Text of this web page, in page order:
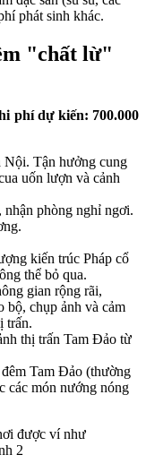
phát sinh khác.
"chất lừ"
phí dự kiến: 700.000
Nội. Tận hưởng cung
uốn lượn và cảnh
phòng nghỉ ngơi.
kiến trúc Pháp cổ
thể bỏ qua.
gian rộng rãi,
bộ, chụp ảnh và cảm
trấn.
thị trấn Tam Đảo từ
Tam Đảo (thường
các món nướng nóng